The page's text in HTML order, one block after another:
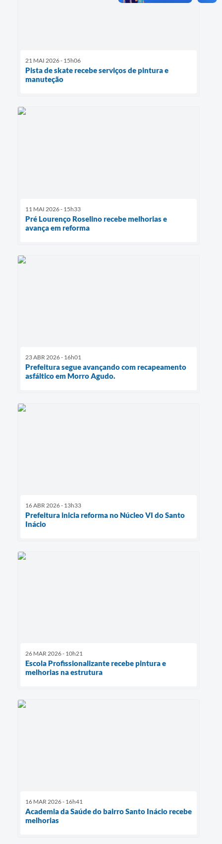
21 MAI 2026 - 15h06
Pista de skate recebe serviços de pintura e
manuteção
11 MAI 2026 - 15h33
Pré Lourenço Roselino recebe melhorias e
avança em reforma
23 ABR 2026 - 16h01
Prefeitura segue avançando com recapeamento
asfáltico em Morro Agudo.
16 ABR 2026 - 13h33
Prefeitura inicia reforma no Núcleo VI do Santo
Inácio
26 MAR 2026 - 10h21
Escola Profissionalizante recebe pintura e
melhorias na estrutura
16 MAR 2026 - 16h41
Academia da Saúde do bairro Santo Inácio recebe
melhorias